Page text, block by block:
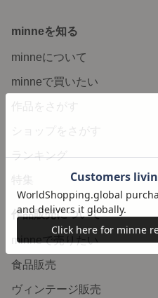
minneを知る
minneについて
minneで買いたい
作品をさがす
ショップをさがす
ランキング
特集
作品販売について
minneで売りたい
食品販売
ヴィンテージ販売